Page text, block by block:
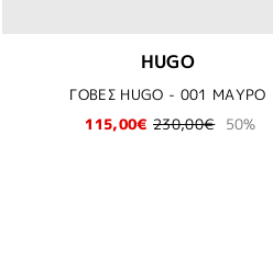
HUGO
ΓΟΒΕΣ HUGO - 001 ΜΑΥΡΟ
115,00€ 230,00€ 50%